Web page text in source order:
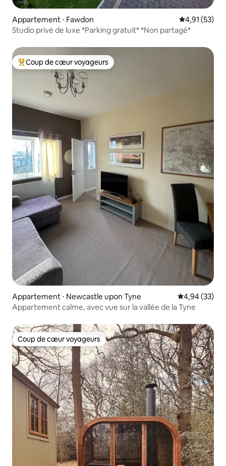
Appartement ⋅ Fawdon Évaluation
4,91 (53)
Studio privé de luxe *Parking gratuit* *Non partagé*
Coups de cœur voyageurs les plus appréciés
Coup de cœur voyageurs
Appartement ⋅ Newcastle upon Tyne Évaluation
4,94 (33)
Appartement calme, avec vue sur la vallée de la Tyne
Coup de cœur voyageurs
Coup de cœur voyageurs